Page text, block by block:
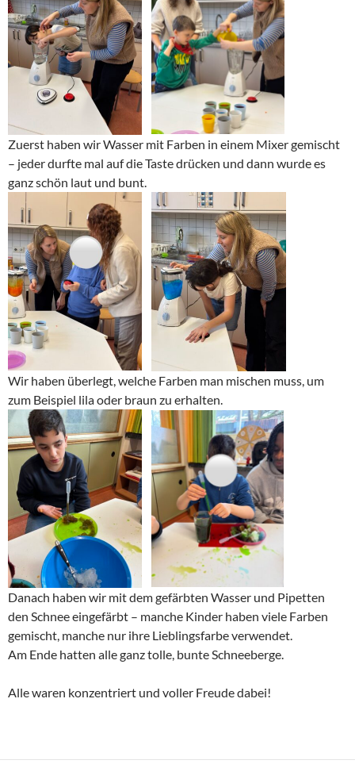
Zuerst haben wir Wasser mit Farben in einem Mixer gemischt
– jeder durfte mal auf die Taste drücken und dann wurde es
ganz schön laut und bunt.
Wir haben überlegt, welche Farben man mischen muss, um
zum Beispiel lila oder braun zu erhalten.
Danach haben wir mit dem gefärbten Wasser und Pipetten
den Schnee eingefärbt – manche Kinder haben viele Farben
gemischt, manche nur ihre Lieblingsfarbe verwendet.
Am Ende hatten alle ganz tolle, bunte Schneeberge.
Alle waren konzentriert und voller Freude dabei!